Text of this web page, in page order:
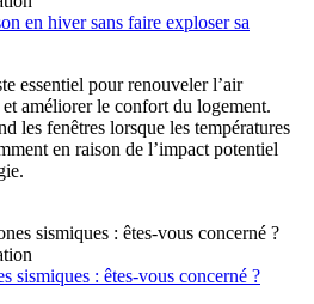
en hiver sans faire exploser sa
essentiel pour renouveler l’air
améliorer le confort du logement.
les fenêtres lorsque les températures
en raison de l’impact potentiel
sismiques : êtes-vous concerné ?